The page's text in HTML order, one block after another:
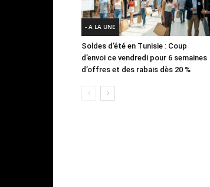
- A LA UNE
Soldes d’été en Tunisie : Coup
d’envoi ce vendredi pour 6 semaines
d’offres et des rabais dès 20 %